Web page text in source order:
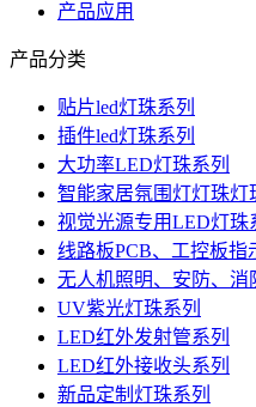
产品应用
产品分类
贴片led灯珠系列
插件led灯珠系列
大功率LED灯珠系列
智能家居氛围灯灯珠灯
视觉光源专用LED灯珠
线路板PCB、工控板指
无人机照明、安防、消
UV紫光灯珠系列
LED红外发射管系列
LED红外接收头系列
新品定制灯珠系列